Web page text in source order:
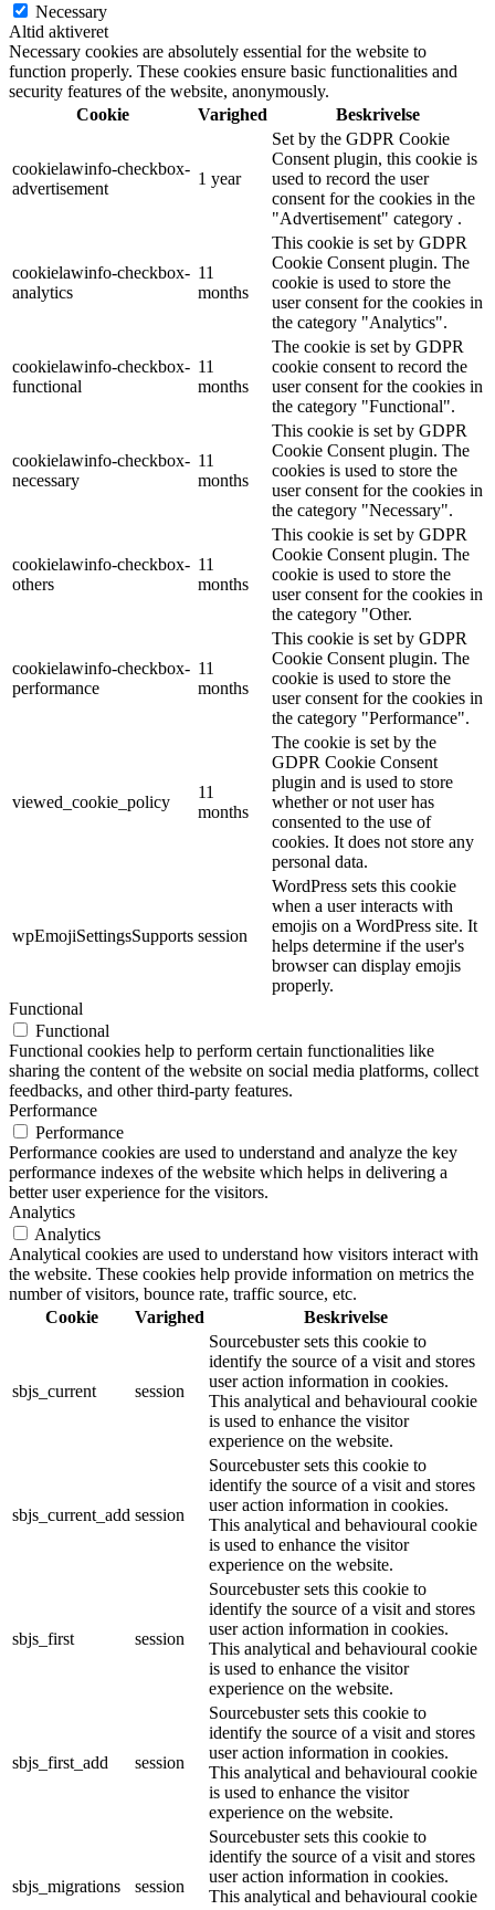
Necessary
Altid aktiveret
Necessary cookies are absolutely essential for the website to
function properly. These cookies ensure basic functionalities and
security features of the website, anonymously.
Cookie
Varighed Beskrivelse
cookielawinfo-checkbox-
advertisement
1 year
Set by the GDPR Cookie
Consent plugin, this cookie is
used to record the user
consent for the cookies in the
"Advertisement" category .
cookielawinfo-checkbox-
analytics
11
months
This cookie is set by GDPR
Cookie Consent plugin. The
cookie is used to store the
user consent for the cookies in
the category "Analytics".
cookielawinfo-checkbox-
functional
11
months
The cookie is set by GDPR
cookie consent to record the
user consent for the cookies in
the category "Functional".
cookielawinfo-checkbox-
necessary
11
months
This cookie is set by GDPR
Cookie Consent plugin. The
cookies is used to store the
user consent for the cookies in
the category "Necessary".
cookielawinfo-checkbox-
others
11
months
This cookie is set by GDPR
Cookie Consent plugin. The
cookie is used to store the
user consent for the cookies in
the category "Other.
cookielawinfo-checkbox-
performance
11
months
This cookie is set by GDPR
Cookie Consent plugin. The
cookie is used to store the
user consent for the cookies in
the category "Performance".
viewed_cookie_policy
11
months
The cookie is set by the
GDPR Cookie Consent
plugin and is used to store
whether or not user has
consented to the use of
cookies. It does not store any
personal data.
wpEmojiSettingsSupports session
WordPress sets this cookie
when a user interacts with
emojis on a WordPress site. It
helps determine if the user's
browser can display emojis
properly.
Functional
Functional
Functional cookies help to perform certain functionalities like
sharing the content of the website on social media platforms, collect
feedbacks, and other third-party features.
Performance
Performance
Performance cookies are used to understand and analyze the key
performance indexes of the website which helps in delivering a
better user experience for the visitors.
Analytics
Analytics
Analytical cookies are used to understand how visitors interact with
the website. These cookies help provide information on metrics the
number of visitors, bounce rate, traffic source, etc.
Cookie
Varighed Beskrivelse
sbjs_current session
Sourcebuster sets this cookie to
identify the source of a visit and stores
user action information in cookies.
This analytical and behavioural cookie
is used to enhance the visitor
experience on the website.
sbjs_current_add session
Sourcebuster sets this cookie to
identify the source of a visit and stores
user action information in cookies.
This analytical and behavioural cookie
is used to enhance the visitor
experience on the website.
sbjs_first session
Sourcebuster sets this cookie to
identify the source of a visit and stores
user action information in cookies.
This analytical and behavioural cookie
is used to enhance the visitor
experience on the website.
sbjs_first_add session
Sourcebuster sets this cookie to
identify the source of a visit and stores
user action information in cookies.
This analytical and behavioural cookie
is used to enhance the visitor
experience on the website.
sbjs_migrations session
Sourcebuster sets this cookie to
identify the source of a visit and stores
user action information in cookies.
This analytical and behavioural cookie